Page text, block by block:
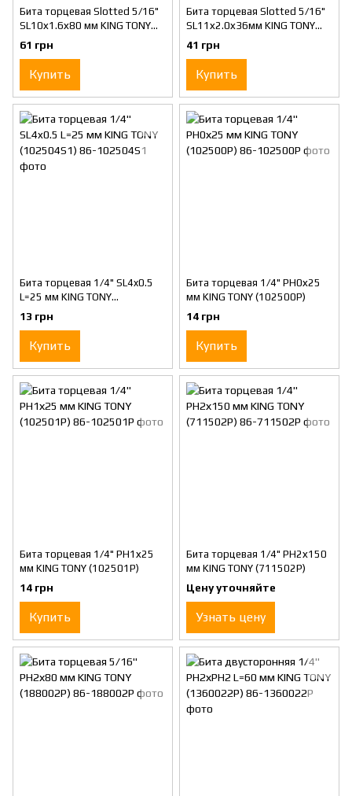
Бита торцевая Slotted 5/16"
SL10х1.6х80 мм KING TONY
(188010S)
61 грн
Купить
Бита торцевая Slotted 5/16"
SL11х2.0х36мм KING TONY
(183611S)
41 грн
Купить
Бита торцевая 1/4" SL4x0.5
L=25 мм KING TONY
(102504S1)
13 грн
Купить
Бита торцевая 1/4" PH0х25
мм KING TONY (102500P)
14 грн
Купить
Бита торцевая 1/4" PH1х25
мм KING TONY (102501P)
14 грн
Купить
Бита торцевая 1/4" PH2х150
мм KING TONY (711502P)
Цену уточняйте
Узнать цену